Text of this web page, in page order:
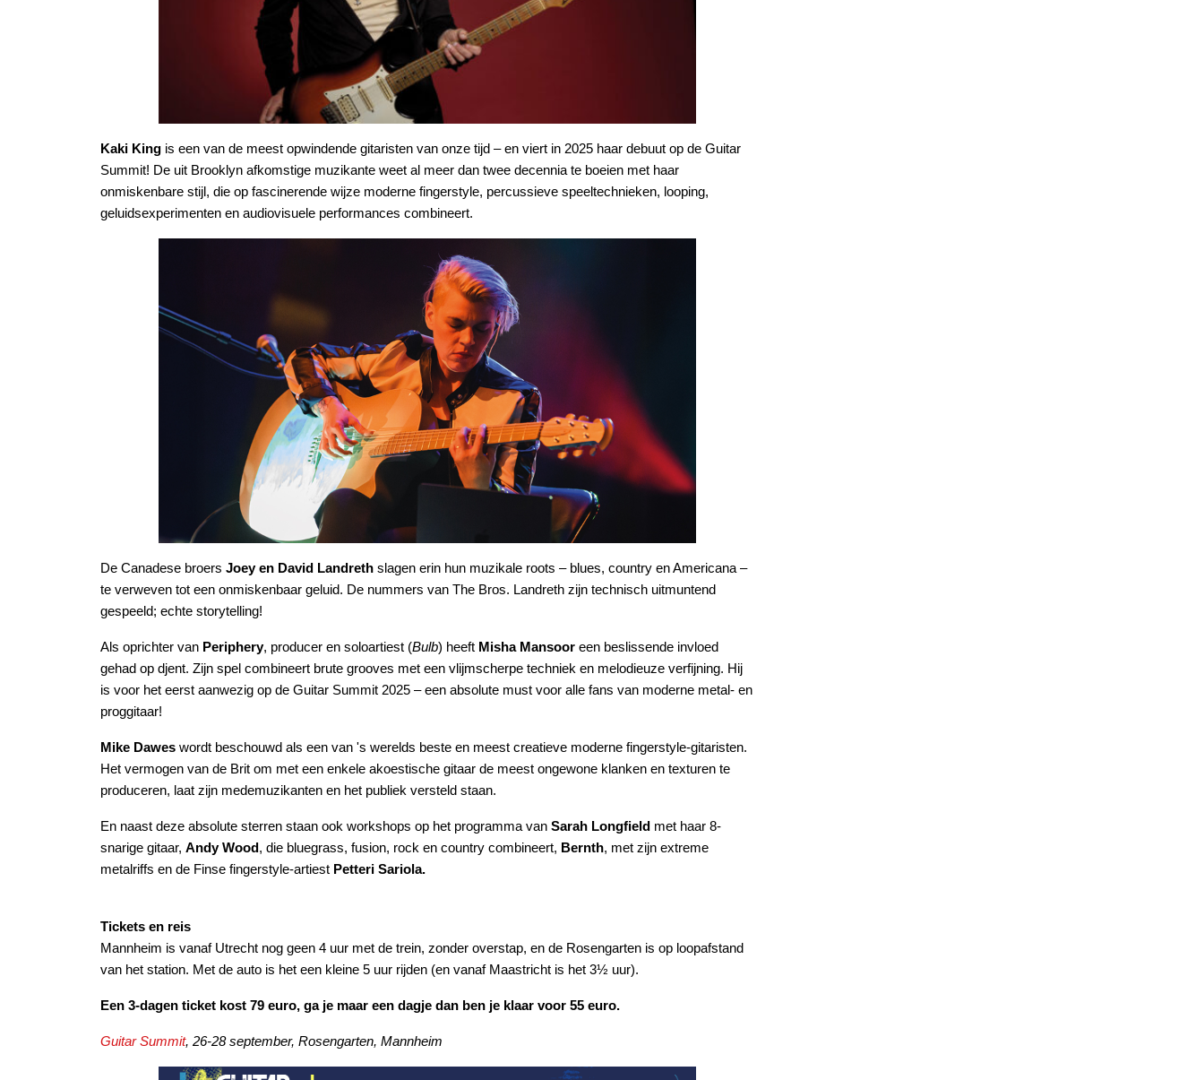
Kaki King is een van de meest opwindende gitaristen van onze tijd – en viert in 2025 haar debuut op de Guitar
Summit! De uit Brooklyn afkomstige muzikante weet al meer dan twee decennia te boeien met haar
onmiskenbare stijl, die op fascinerende wijze moderne fingerstyle, percussieve speeltechnieken, looping,
geluidsexperimenten en audiovisuele performances combineert.
De Canadese broers Joey en David Landreth slagen erin hun muzikale roots – blues, country en Americana –
te verweven tot een onmiskenbaar geluid. De nummers van The Bros. Landreth zijn technisch uitmuntend
gespeeld; echte storytelling!
Als oprichter van Periphery, producer en soloartiest (Bulb) heeft Misha Mansoor een beslissende invloed
gehad op djent. Zijn spel combineert brute grooves met een vlijmscherpe techniek en melodieuze verfijning. Hij
is voor het eerst aanwezig op de Guitar Summit 2025 – een absolute must voor alle fans van moderne metal- en
proggitaar!
Mike Dawes wordt beschouwd als een van 's werelds beste en meest creatieve moderne fingerstyle-gitaristen.
Het vermogen van de Brit om met een enkele akoestische gitaar de meest ongewone klanken en texturen te
produceren, laat zijn medemuzikanten en het publiek versteld staan.
En naast deze absolute sterren staan ook workshops op het programma van Sarah Longfield met haar 8-
snarige gitaar, Andy Wood, die bluegrass, fusion, rock en country combineert, Bernth, met zijn extreme
metalriffs en de Finse fingerstyle-artiest Petteri Sariola.
Tickets en reis
Mannheim is vanaf Utrecht nog geen 4 uur met de trein, zonder overstap, en de Rosengarten is op loopafstand
van het station. Met de auto is het een kleine 5 uur rijden (en vanaf Maastricht is het 3½ uur).
Een 3-dagen ticket kost 79 euro, ga je maar een dagje dan ben je klaar voor 55 euro.
Guitar Summit, 26-28 september, Rosengarten, Mannheim